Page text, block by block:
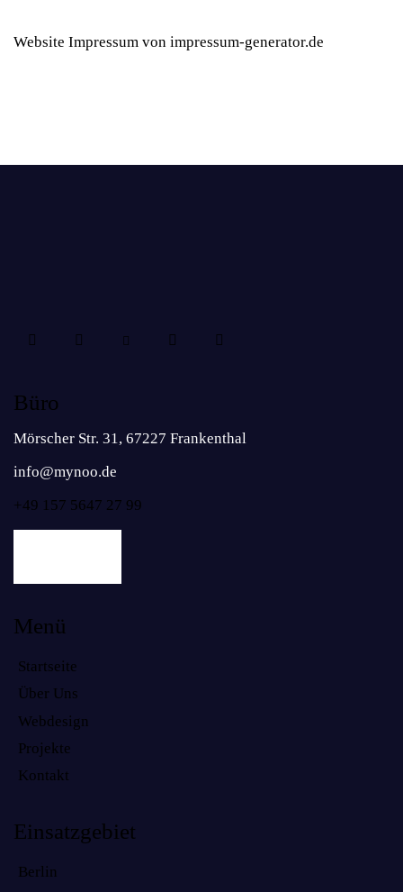
Website Impressum von impressum-generator.de
Büro
Mörscher Str. 31, 67227 Frankenthal
info@mynoo.de
+49 157 5647 27 99
Menü
Startseite
Über Uns
Webdesign
Projekte
Kontakt
Einsatzgebiet
Berlin